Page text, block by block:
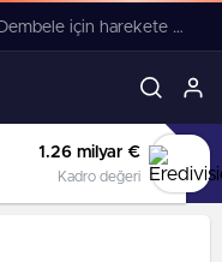
01:08 / Bayern Münih, Ousmane Dembele için harekete geçti! 4 yıllık sözleşme teklifi
1.26 milyar €
Kadro değeri